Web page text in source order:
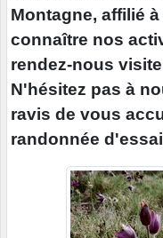
Montagne, affilié
connaître nos
rendez-nous
N'hésitez pas à
ravis de vous
randonnée